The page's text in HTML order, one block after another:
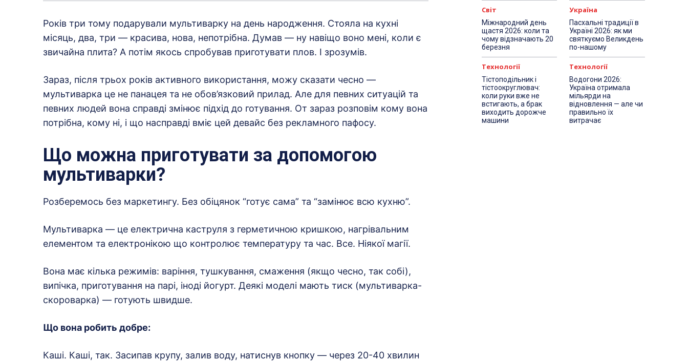
Років три тому подарували мультиварку на день народження. Стояла на кухні
місяць, два, три — красива, нова, непотрібна. Думав — ну навіщо воно мені, коли є
звичайна плита? А потім якось спробував приготувати плов. І зрозумів.
Зараз, після трьох років активного використання, можу сказати чесно —
мультиварка це не панацея та не обов’язковий прилад. Але для певних ситуацій та
певних людей вона справді змінює підхід до готування. От зараз розповім кому вона
потрібна, кому ні, і що насправді вміє цей девайс без рекламного пафосу.
Що можна приготувати за допомогою
мультиварки?
Розберемось без маркетингу. Без обіцянок “готує сама” та “замінює всю кухню”.
Мультиварка — це електрична каструля з герметичною кришкою, нагрівальним
елементом та електронікою що контролює температуру та час. Все. Ніякої магії.
Вона має кілька режимів: варіння, тушкування, смаження (якщо чесно, так собі),
випічка, приготування на парі, іноді йогурт. Деякі моделі мають тиск (мультиварка-
скороварка) — готують швидше.
Що вона робить добре:
Каші. Каші, так. Засипав крупу, залив воду, натиснув кнопку — через 20-40 хвилин
Світ
Міжнародний день
щастя 2026: коли та
чому відзначають 20
березня
Україна
Пасхальні традиції в
Україні 2026: як ми
святкуємо Великдень
по-нашому
Технології
Тістоподільник і
тістоокруглювач:
коли руки вже не
встигають, а брак
виходить дорожче
машини
Технології
Водогони 2026:
Україна отримала
мільярди на
відновлення — але чи
правильно їх
витрачає